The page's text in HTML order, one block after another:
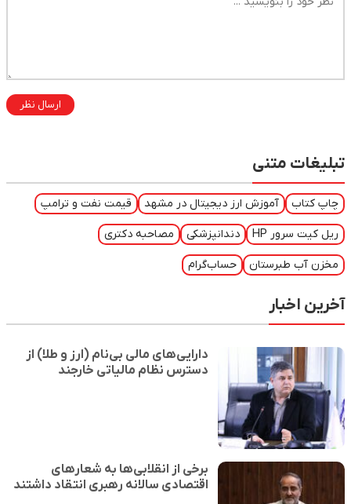
ارسال نظر
تبلیغات متنی
چاپ کتاب آموزش ارز دیجیتال در مشهد قیمت نفت و ترامپ
ریل کیت سرور HP دندانپزشکی مصاحبه دکتری
مخزن آب طبرستان حساب‌گرام
آخرین اخبار
دارایی‌های مالی بی‌نام (ارز و طلا) از
دسترس نظام مالیاتی خارجند
برخی از انقلابی‌ها به شعارهای
اقتصادی سالانه رهبری انتقاد داشتند